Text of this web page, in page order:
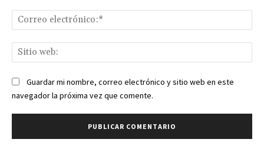
Guardar mi nombre, correo electrónico y sitio web en este
navegador la próxima vez que comente.